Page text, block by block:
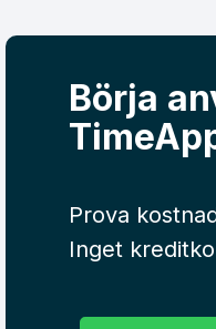
Börja
Prova
Inget